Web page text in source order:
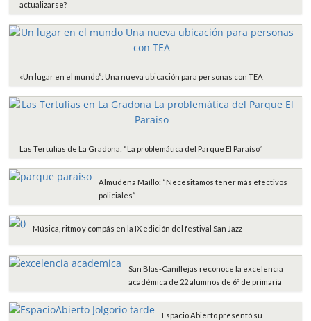
actualizarse?
«Un lugar en el mundo”: Una nueva ubicación para personas con TEA
Las Tertulias de La Gradona: “La problemática del Parque El Paraíso”
Almudena Maíllo: “Necesitamos tener más efectivos
policiales”
Música, ritmo y compás en la IX edición del festival San Jazz
San Blas-Canillejas reconoce la excelencia
académica de 22 alumnos de 6º de primaria
Espacio Abierto presentó su